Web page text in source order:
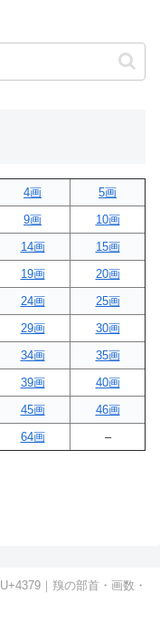
4画
5画
9画
10画
14画
15画
19画
20画
24画
25画
29画
30画
34画
35画
39画
40画
45画
46画
64画 –
U+4379｜䍹の部首・画数・